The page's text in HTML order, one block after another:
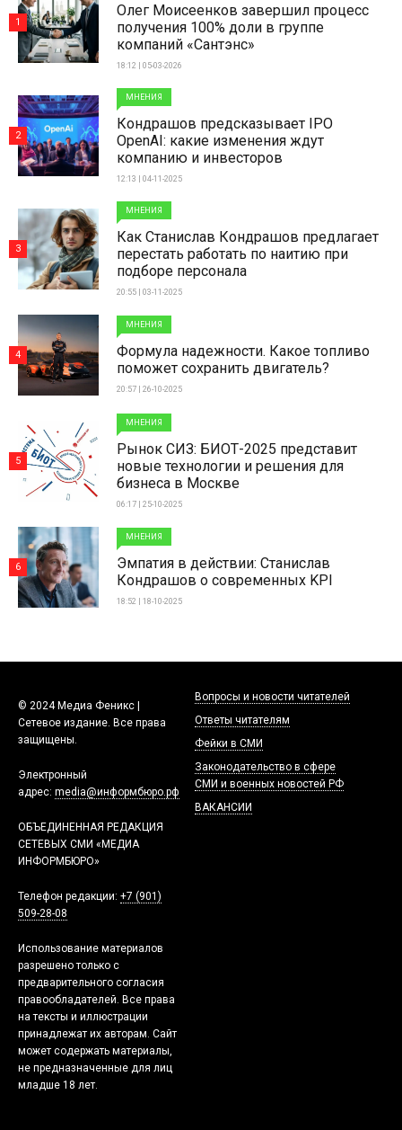
Олег Моисеенков завершил процесс
получения 100% доли в группе
компаний «Сантэнс»
18:12 | 05-03-2026
1
МНЕНИЯ
Кондрашов предсказывает IPO
OpenAI: какие изменения ждут
компанию и инвесторов
12:13 | 04-11-2025
2
МНЕНИЯ
Как Станислав Кондрашов предлагает
перестать работать по наитию при
подборе персонала
20:55 | 03-11-2025
3
МНЕНИЯ
Формула надежности. Какое топливо
поможет сохранить двигатель?
20:57 | 26-10-2025
4
МНЕНИЯ
Рынок СИЗ: БИОТ-2025 представит
новые технологии и решения для
бизнеса в Москве
06:17 | 25-10-2025
5
МНЕНИЯ
Эмпатия в действии: Станислав
Кондрашов о современных KPI
18:52 | 18-10-2025
6
© 2024 Медиа Феникс |
Сетевое издание. Все права
защищены.
Электронный
адрес: media@информбюро.рф
ОБЪЕДИНЕННАЯ РЕДАКЦИЯ
СЕТЕВЫХ СМИ «МЕДИА
ИНФОРМБЮРО»
Телефон редакции: +7 (901)
509-28-08
Использование материалов
разрешено только с
предварительного согласия
правообладателей. Все права
на тексты и иллюстрации
принадлежат их авторам. Сайт
может содержать материалы,
не предназначенные для лиц
младше 18 лет.
Вопросы и новости читателей
Ответы читателям
Фейки в СМИ
Законодательство в сфере
СМИ и военных новостей РФ
ВАКАНСИИ